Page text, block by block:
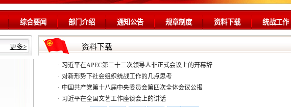
综合要闻 部门介绍 通知公告 规章制度 资料下载 统战工作
更多> 资料下载
· 习近平在APEC第二十二次领导人非正式会议上的开幕辞
· 对新形势下社会组织统战工作的几点思考
· 中国共产党第十八届中央委员会第四次全体会议公报
· 习近平在全国文艺工作座谈会上的讲话